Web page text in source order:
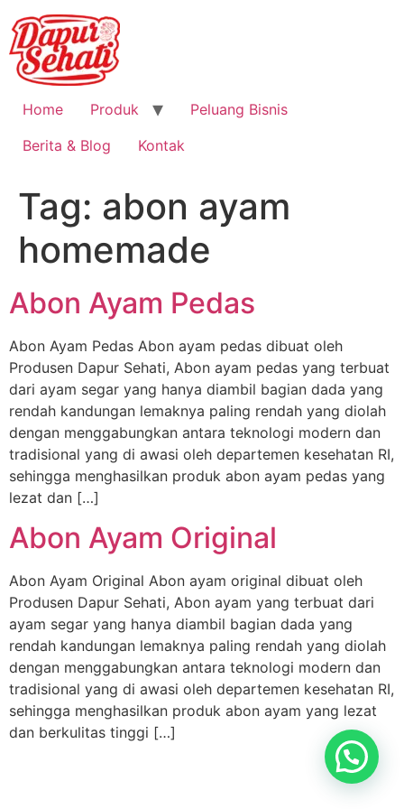
Home Produk
Peluang Bisnis
Berita & Blog
Kontak
Tag: abon ayam
homemade
Abon Ayam Pedas
Abon Ayam Pedas Abon ayam pedas dibuat oleh
Produsen Dapur Sehati, Abon ayam pedas yang terbuat
dari ayam segar yang hanya diambil bagian dada yang
rendah kandungan lemaknya paling rendah yang diolah
dengan menggabungkan antara teknologi modern dan
tradisional yang di awasi oleh departemen kesehatan RI,
sehingga menghasilkan produk abon ayam pedas yang
lezat dan […]
Abon Ayam Original
Abon Ayam Original Abon ayam original dibuat oleh
Produsen Dapur Sehati, Abon ayam yang terbuat dari
ayam segar yang hanya diambil bagian dada yang
rendah kandungan lemaknya paling rendah yang diolah
dengan menggabungkan antara teknologi modern dan
tradisional yang di awasi oleh departemen kesehatan RI,
sehingga menghasilkan produk abon ayam yang lezat
dan berkulitas tinggi […]